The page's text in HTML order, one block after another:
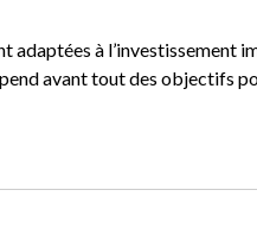
adaptées à
avant tout des objectifs